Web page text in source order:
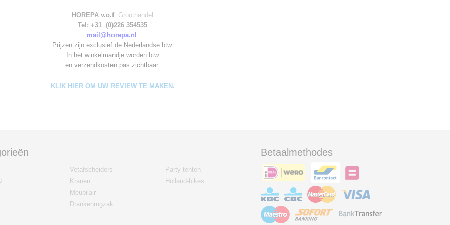
HOREPA v.o.f Groothandel
Tel: +31 (0)226 354535
mail@horepa.nl
Prijzen zijn exclusief de Nederlandse btw.
In het winkelmandje worden btw
en verzendkosten pas zichtbaar.
KLIK HIER OM UW REVIEW TE MAKEN.
Vetafscheiders
Kranen
Meubilair
Drankenrugzak
Party tenten
Holland-bikes
Betaalmethodes